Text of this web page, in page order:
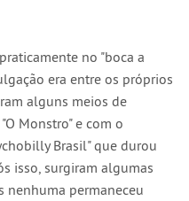
no "boca a
era entre os próprios
alguns meios de
Monstro" e com o
Brasil" que durou
isso, surgiram algumas
nenhuma permaneceu